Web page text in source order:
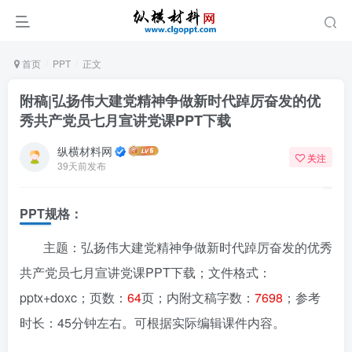
首页 PPT 正文
附稿|弘扬伟大建党精神争做新时代踔厉奋发的优
秀共产党员七月宣讲党课PPT下载
纵横材料网
39天前发布
关注
PPT规格：
主题：弘扬伟大建党精神争做新时代踔厉奋发的优秀
共产党员七月宣讲党课PPT下载；文件格式：
pptx+doxc；页数： 64页；内附文稿字数： 7698 ；参考
时长：45分钟左右。可根据实际编辑课件内容。